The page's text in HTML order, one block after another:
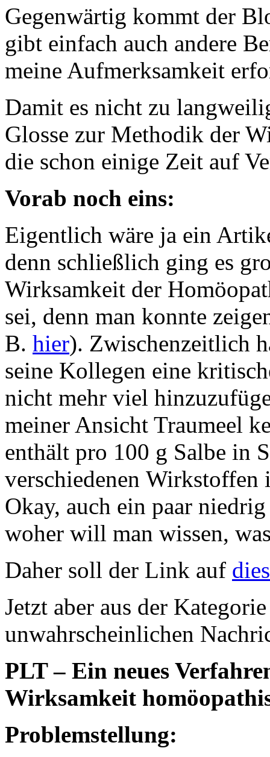
Gegenwärtig kommt der
gibt einfach auch andere
meine Aufmerksamkeit
Damit es nicht zu
Glosse zur Methodik der
die schon einige Zeit auf
Vorab noch eins:
Eigentlich wäre ja ein
denn schließlich ging es
Wirksamkeit der
sei, denn man konnte
B. hier). Zwischenzeitlich
seine Kollegen eine
nicht mehr viel
meiner Ansicht Traumeel
enthält pro 100 g Salbe in
verschiedenen
Okay, auch ein paar
woher will man wissen,
Daher soll der Link auf
Jetzt aber aus der
unwahrscheinlichen
PLT – Ein neues
Wirksamkeit
Problemstellung: